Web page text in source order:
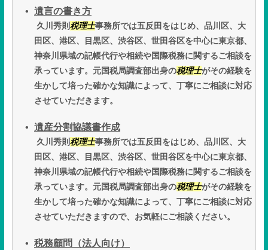
遺言の書き方
久川秀則税理士事務所では五反田をはじめ、品川区、大
田区、港区、目黒区、渋谷区、世田谷区を中心に東京都、
神奈川県域の記帳代行や相続や国際税務に関するご相談を
承っています。元国税局調査部出身の税理士がその経験を
生かして培った確かな知識によって、丁寧にご相談に対応
させていただきます。
遺産分割協議書作成
久川秀則税理士事務所では五反田をはじめ、品川区、大
田区、港区、目黒区、渋谷区、世田谷区を中心に東京都、
神奈川県域の記帳代行や相続や国際税務に関するご相談を
承っています。元国税局調査部出身の税理士がその経験を
生かして培った確かな知識によって、丁寧にご相談に対応
させていただきますので、お気軽にご相談ください。
税務顧問（法人向け）